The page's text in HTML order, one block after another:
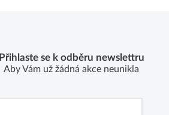
Přihlaste se k odběru newslettru
Aby Vám už žádná akce neunikla